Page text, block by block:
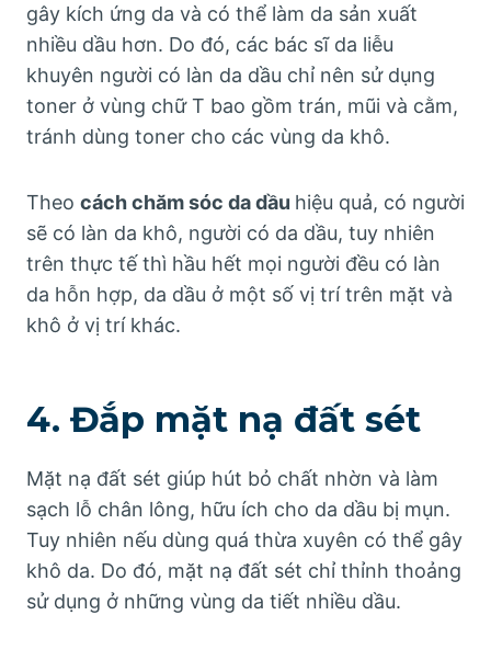
gây kích ứng da và có thể làm da sản xuất
nhiều dầu hơn. Do đó, các bác sĩ da liễu
khuyên người có làn da dầu chỉ nên sử dụng
toner ở vùng chữ T bao gồm trán, mũi và cằm,
tránh dùng toner cho các vùng da khô.
Theo cách chăm sóc da dầu hiệu quả, có người
sẽ có làn da khô, người có da dầu, tuy nhiên
trên thực tế thì hầu hết mọi người đều có làn
da hỗn hợp, da dầu ở một số vị trí trên mặt và
khô ở vị trí khác.
4. Đắp mặt nạ đất sét
Mặt nạ đất sét giúp hút bỏ chất nhờn và làm
sạch lỗ chân lông, hữu ích cho da dầu bị mụn.
Tuy nhiên nếu dùng quá thừa xuyên có thể gây
khô da. Do đó, mặt nạ đất sét chỉ thỉnh thoảng
sử dụng ở những vùng da tiết nhiều dầu.